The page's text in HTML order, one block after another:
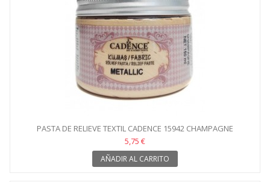
PASTA DE RELIEVE TEXTIL CADENCE 15942 CHAMPAGNE
5,75 €
AÑADIR AL CARRITO